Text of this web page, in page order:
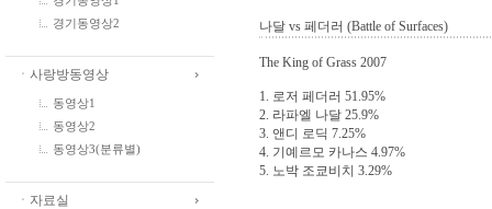
경기동영상2
ㆍ사랑방동영상
동영상1
동영상2
동영상3(분류별)
ㆍ자료실
나달 vs 페더러 (Battle of Surfaces)
The King of Grass 2007
1. 로저 페더러 51.95%
2. 라파엘 나달 25.9%
3. 앤디 로딕 7.25%
4. 기예르모 카나스 4.97%
5. 노박 조쿄비치 3.29%